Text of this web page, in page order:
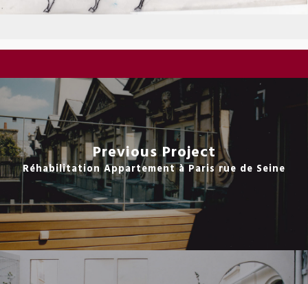
Previous Project
Réhabilitation Appartement à Paris rue de Seine